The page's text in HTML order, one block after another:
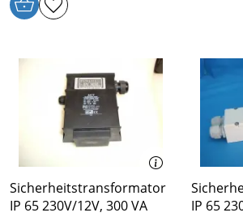
Sicherheitstransformator
IP 65 230V/12V, 300 VA
IP 65